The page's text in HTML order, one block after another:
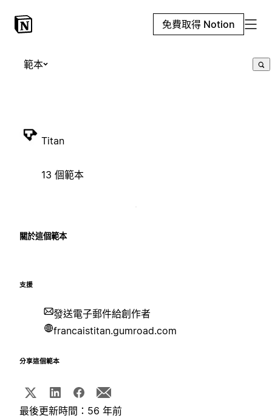
免費取得 Notion
範本
Titan
13 個範本
關於這個範本
支援
發送電子郵件給創作者
francaistitan.gumroad.com
分享這個範本
最後更新時間：56 年前